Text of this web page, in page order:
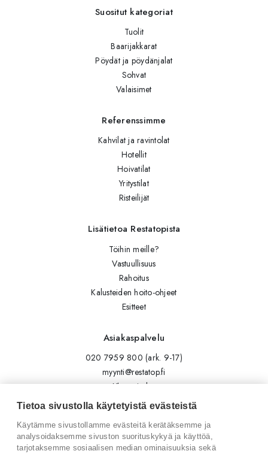
Suositut kategoriat
Tuolit
Baarijakkarat
Pöydät ja pöydänjalat
Sohvat
Valaisimet
Referenssimme
Kahvilat ja ravintolat
Hotellit
Hoivatilat
Yritystilat
Risteilijät
Lisätietoa Restatopista
Töihin meille?
Vastuullisuus
Rahoitus
Kalusteiden hoito-ohjeet
Esitteet
Asiakaspalvelu
020 7959 800 (ark. 9-17)
myynti@restatop.fi
Yhteystiedot
Lähetä viesti
Seuraa meitä
Tilaa uutiskirje
Tietoa sivustolla käytetyistä evästeistä
Käytämme sivustollamme evästeitä kerätäksemme ja
analysoidaksemme sivuston suorituskykyä ja käyttöä,
tarjotaksemme sosiaalisen median ominaisuuksia sekä